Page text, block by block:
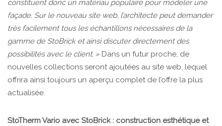
constituent donc un matériau populaire pour modeler une
façade. Sur le nouveau site web, l’architecte peut demander
très facilement tous les échantillons nécessaires de la
gamme de StoBrick et ainsi discuter directement des
possibilités avec le client. » Dans un futur proche, de
nouvelles collections seront ajoutées au site web, lequel
offrira ainsi toujours un aperçu complet de l’offre la plus
actualisée.
StoTherm Vario avec StoBrick : construction esthétique et